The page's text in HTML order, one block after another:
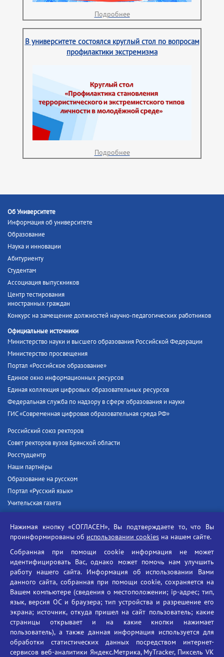
Подробнее
В университете состоялся круглый стол по вопросам
профилактики экстремизма
Подробнее
Об Университете
Информация об университете
Образование
Наука и инновации
Абитуриенту
Студентам
Ассоциация выпускников
Центр тестирования
иностранных граждан
Конкурс на замещение должностей научно-педагогических работников
Официальные источники
Министерство науки и высшего образования Российской Федерации
Министерство просвещения
Портал «Российское образование»
Единое окно информационных ресурсов
Единая коллекция цифровых образовательных ресурсов
Федеральная служба по надзору в сфере образования и науки
ГИС «Современная цифровая образовательная среда РФ»
Российский союз ректоров
Совет ректоров вузов Брянской области
Росстудцентр
Наши партнёры
Образование на русском
Портал «Русский язык»
Учительская газета
Единый портал государственных услуг
Противодействие угрозам информационной безопасности
Социальные ролики - Генеральная прокуратура РФ
Противодействие коррупции
БГУ против наркотиков
Брянский государственный университет
имени академика И.Г. Петровского
Время работы: пн-пт 09:00-18:00
E-mail: bryanskgu@mail.ru
Нажимая кнопку «СОГЛАСЕН», Вы подтверждаете то, что Вы
проинформированы об использовании cookies на нашем сайте.
Собранная при помощи cookie информация не может
идентифицировать Вас, однако может помочь нам улучшить
работу нашего сайта. Информация об использовании Вами
данного сайта, собранная при помощи cookie, сохраняется на
Вашем компьютере (сведения о местоположении; ip-адрес; тип,
язык, версия ОС и браузера; тип устройства и разрешение его
экрана; источник, откуда пришел на сайт пользователь; какие
страницы открывает и на какие кнопки нажимает
пользователь), а также данная информация используется для
обработки статистических данных посредством интернет-
сервисов веб-аналитики Яндекс.Метрика, MyTracker, Пиксель VK